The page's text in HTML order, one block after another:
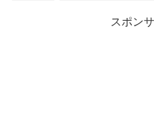
スポン